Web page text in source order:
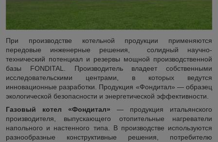
При производстве котельной продукции применяются
передовые инженерные решения, солидный научно-
технический потенциал и резервы мощной производственной
базы FONDITAL. Производитель владеет собственными
исследовательскими центрами, в которых ведутся
инновационные разработки. Продукция «Фондитал» — образец
экологической безопасности и энергетической эффективности.
Газовый котел
«Фондитал» — продукция итальянского
производителя, выпускающего отопительные нагреватели
напольного и настенного типа. В производстве используются
разнообразные конструктивные решения, потребителю